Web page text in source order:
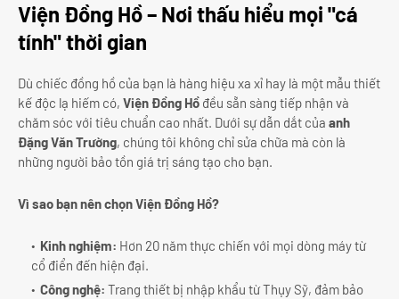
Viện Đồng Hồ – Nơi thấu hiểu mọi "cá
tính" thời gian
Dù chiếc đồng hồ của bạn là hàng hiệu xa xỉ hay là một mẫu thiết
kế độc lạ hiếm có, Viện Đồng Hồ đều sẵn sàng tiếp nhận và
chăm sóc với tiêu chuẩn cao nhất. Dưới sự dẫn dắt của anh
Đặng Văn Trường, chúng tôi không chỉ sửa chữa mà còn là
những người bảo tồn giá trị sáng tạo cho bạn.
Vì sao bạn nên chọn Viện Đồng Hồ?
Kinh nghiệm: Hơn 20 năm thực chiến với mọi dòng máy từ
cổ điển đến hiện đại.
Công nghệ: Trang thiết bị nhập khẩu từ Thụy Sỹ, đảm bảo